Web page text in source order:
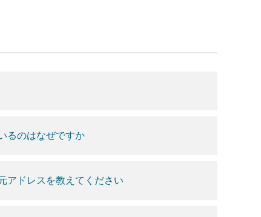
るのはなぜですか
アドレスを教えてください